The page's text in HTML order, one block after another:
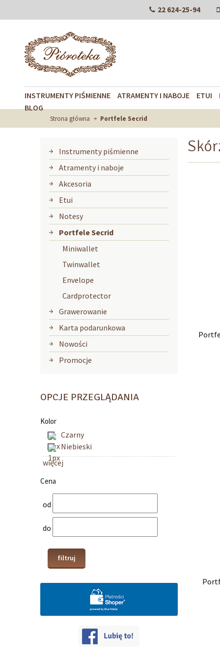
22 624-25-94
INSTRUMENTY PIŚMIENNE ATRAMENTY I NABOJE ETUI
BLOG
Strona główna Portfele Secrid
Instrumenty piśmienne
Atramenty i naboje
Akcesoria
Etui
Notesy
Portfele Secrid
Miniwallet
Twinwallet
Envelope
Cardprotector
Grawerowanie
Karta podarunkowa
Nowości
Promocje
OPCJE PRZEGLĄDANIA
Kolor
Czarny
Niebieski
więcej
Cena
od
do
filtruj